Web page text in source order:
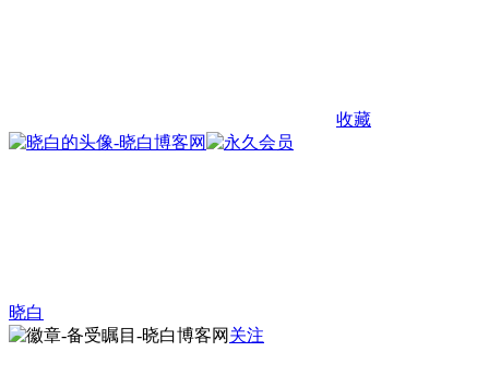
收藏
晓白
关注